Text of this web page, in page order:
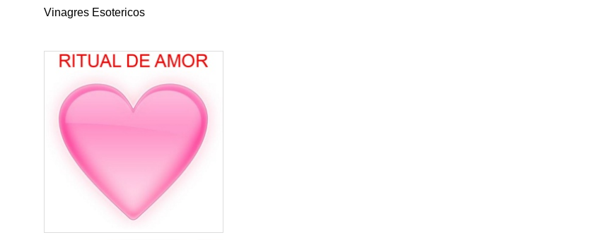
Vinagres Esotericos